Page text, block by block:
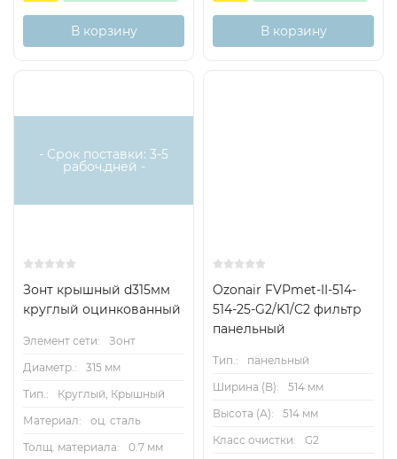
В корзину В корзину
- Срок поставки: 3-5
рабоч.дней -
Зонт крышный d315мм
круглый оцинкованный
Элемент сети:
Зонт
Диаметр.:
315 мм
Тип.:
Круглый, Крышный
Материал:
оц. сталь
Толщ. материала:
0.7 мм
Ozonair FVPmet-II-514-
514-25-G2/K1/C2 фильтр
панельный
Тип.:
панельный
Ширина (B):
514 мм
Высота (А):
514 мм
Класс очистки:
G2